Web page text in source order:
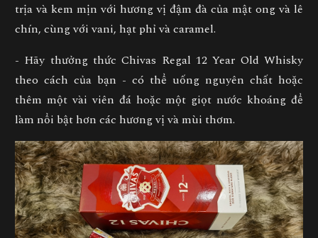
trịa và kem mịn với hương vị đậm đà của mật ong và lê
chín, cùng với vani, hạt phỉ và caramel.
- Hãy thưởng thức Chivas Regal 12 Year Old Whisky
theo cách của bạn - có thể uống nguyên chất hoặc
thêm một vài viên đá hoặc một giọt nước khoáng để
làm nổi bật hơn các hương vị và mùi thơm.